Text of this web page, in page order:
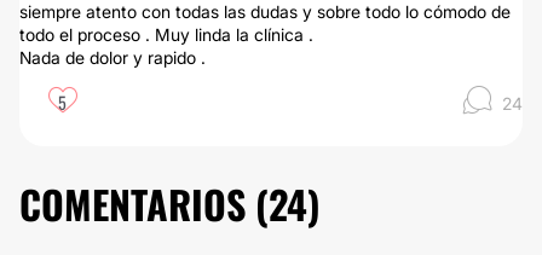
siempre atento con todas las dudas y sobre todo lo cómodo de
todo el proceso . Muy linda la clínica .
Nada de dolor y rapido .
5 24
COMENTARIOS (24)